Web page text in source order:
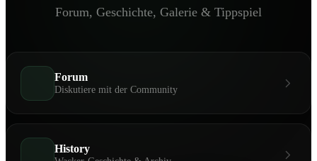
Forum, Geschichte, Galerie & Tippspiel
Forum
Diskutiere mit der Community
History